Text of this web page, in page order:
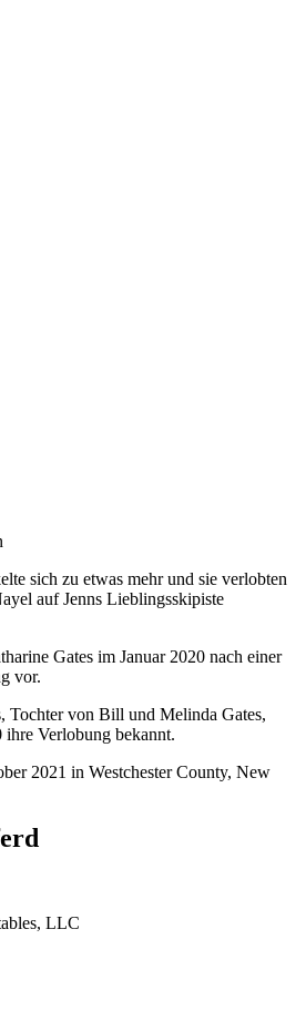
sich zu etwas mehr und sie verlobten
auf Jenns Lieblingsskipiste
Gates im Januar 2020 nach einer
vor.
Tochter von Bill und Melinda Gates,
ihre Verlobung bekannt.
2021 in Westchester County, New
LLC